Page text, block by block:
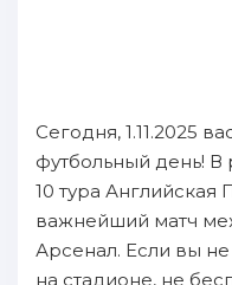
Сегодня, 1.11.2025
футбольный день! В
10 тура Английская
важнейший матч
Арсенал. Если вы
на стадионе, не